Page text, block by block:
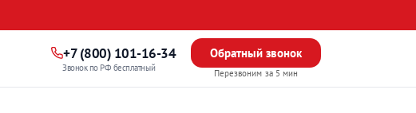
+7 (800) 101-16-34
Звонок по РФ бесплатный
Обратный звонок
Перезвоним за 5 мин